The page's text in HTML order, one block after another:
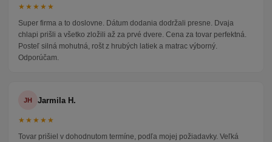
★★★★★
Super firma a to doslovne. Dátum dodania dodržali presne. Dvaja
chlapi prišli a všetko zložili až za prvé dvere. Cena za tovar perfektná.
Posteľ silná mohutná, rošt z hrubých latiek a matrac výborný.
Odporúčam.
JH Jarmila H.
★★★★★
Tovar prišiel v dohodnutom termíne, podľa mojej požiadavky. Veľká